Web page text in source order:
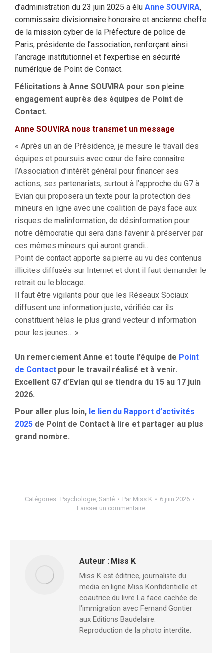
d’administration du 23 juin 2025 a élu Anne SOUVIRA,
commissaire divisionnaire honoraire et ancienne cheffe
de la mission cyber de la Préfecture de police de
Paris, présidente de l’association, renforçant ainsi
l’ancrage institutionnel et l’expertise en sécurité
numérique de Point de Contact.
Félicitations à Anne SOUVIRA pour son pleine
engagement auprès des équipes de Point de
Contact.
Anne SOUVIRA nous transmet un message
« Après un an de Présidence, je mesure le travail des
équipes et poursuis avec cœur de faire connaître
l’Association d’intérêt général pour financer ses
actions, ses partenariats, surtout à l’approche du G7 à
Evian qui proposera un texte pour la protection des
mineurs en ligne avec une coalition de pays face aux
risques de malinformation, de désinformation pour
notre démocratie qui sera dans l’avenir à préserver par
ces mêmes mineurs qui auront grandi…
Point de contact apporte sa pierre au vu des contenus
illicites diffusés sur Internet et dont il faut demander le
retrait ou le blocage.
Il faut être vigilants pour que les Réseaux Sociaux
diffusent une information juste, vérifiée car ils
constituent hélas le plus grand vecteur d information
pour les jeunes… »
Un remerciement Anne et toute l’équipe de Point
de Contact pour le travail réalisé et à venir.
Excellent G7 d’Evian qui se tiendra du 15 au 17 juin
2026.
Pour aller plus loin, le lien du Rapport d’activités
2025 de Point de Contact à lire et partager au plus
grand nombre.
Catégories : Psychologie, Santé Par Miss K
6 juin 2026
Laisser un commentaire
Auteur : Miss K
Miss K est éditrice, journaliste du
media en ligne Miss Konfidentielle et
coautrice du livre La face cachée de
l'immigration avec Fernand Gontier
aux Editions Baudelaire.
Reproduction de la photo interdite.